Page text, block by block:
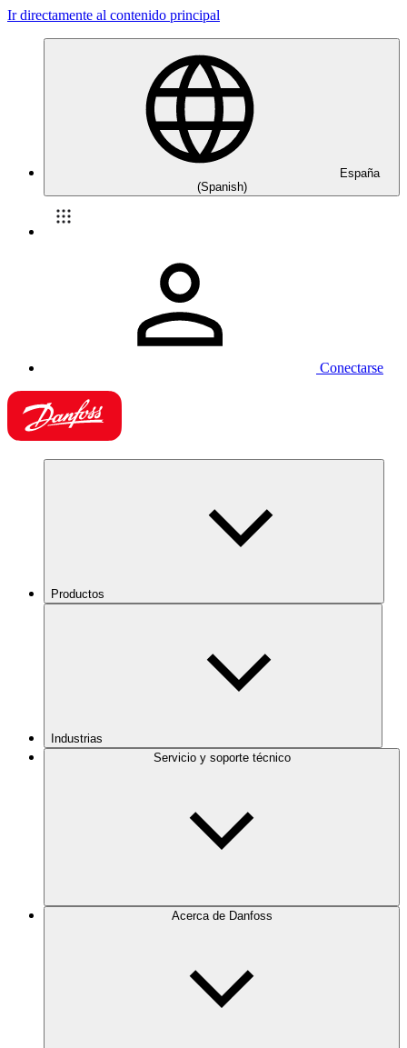
Ir directamente al contenido principal
España
(Spanish)
Conectarse
Productos
Industrias
Servicio y soporte técnico
Acerca de Danfoss